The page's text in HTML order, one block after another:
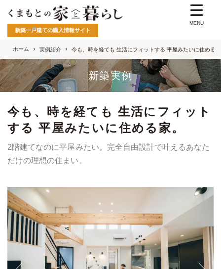
新築一戸建ての購入情報サイト
ホーム 実例紹介 今も、時を経ても 生活にフィットする 平屋みたいに住める
新築実例
今も、時を経ても 生活にフィット
する 平屋みたいに住める家。
2階建てなのに平屋みたい。完全自由設計で叶えるあなた
だけの理想の住まい。
MENU